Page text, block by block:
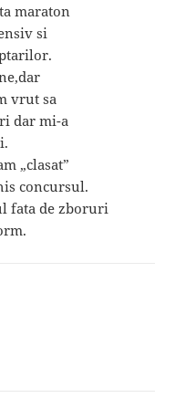
maraton
si
vrut sa
dar mi-a
„clasat”
concursul.
fata de zboruri